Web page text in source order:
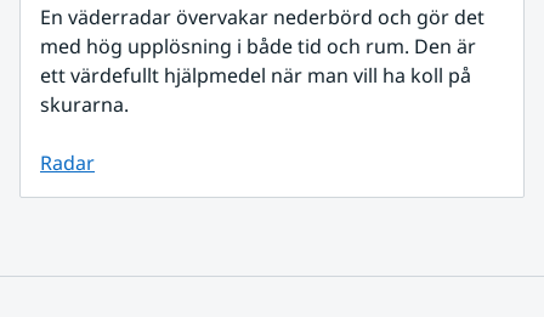
En väderradar övervakar nederbörd och gör det
med hög upplösning i både tid och rum. Den är
ett värdefullt hjälpmedel när man vill ha koll på
skurarna.
Radar